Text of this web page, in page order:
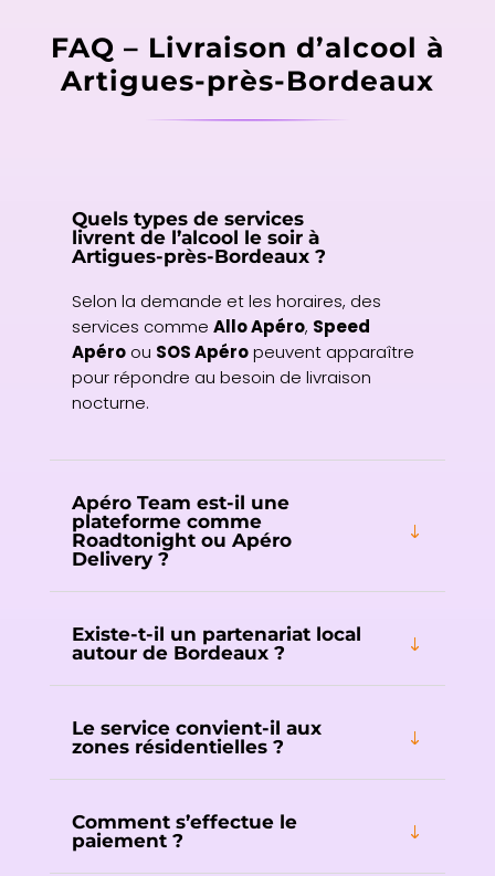
FAQ – Livraison d’alcool à
Artigues-près-Bordeaux
Quels types de services
livrent de l’alcool le soir à
Artigues-près-Bordeaux ?
Selon la demande et les horaires, des
services comme Allo Apéro, Speed
Apéroou SOS Apéropeuvent apparaître
pour répondre au besoin de livraison
nocturne.
Apéro Team est-il une
plateforme comme
Roadtonight ou Apéro
Delivery ?
Existe-t-il un partenariat local
autour de Bordeaux ?
Le service convient-il aux
zones résidentielles ?
Comment s’effectue le
paiement ?